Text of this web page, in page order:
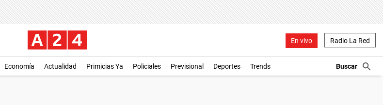
En vivo Radio La Red
Economía Actualidad Primicias Ya Policiales Previsional Deportes Trends